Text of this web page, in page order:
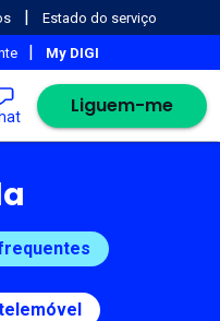
| Estado do serviço
| My DIGI
Liguem-me